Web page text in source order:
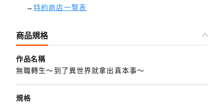
→特約商店一覽表
商品規格
作品名稱
無職轉生～到了異世界就拿出真本事～
規格